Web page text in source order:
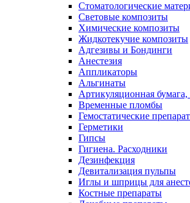
Стоматологические
Световые композиты
Химические композиты
Жидкотекучие композиты
Адгезивы и Бондинги
Анестезия
Аппликаторы
Альгинаты
Артикуляционная бумага,
Временные пломбы
Гемостатические
Герметики
Гипсы
Гигиена. Расходники
Дезинфекция
Девитализация пульпы
Иглы и шприцы для
Костные препараты